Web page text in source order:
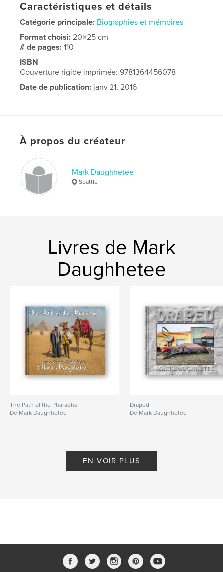
Caractéristiques et détails
Catégorie principale: Biographies et mémoires
Format choisi:20×25 cm
# de pages:110
ISBN
Couverture rigide imprimée: 9781364456078
Date de publication: janv 21, 2016
À propos du créateur
Mark Daughhetee
Seattle
Livres de Mark
Daughhetee
The Path of the Pharaohs
De Mark Daughhetee
Draped
De Mark Daughhetee
EN VOIR PLUS